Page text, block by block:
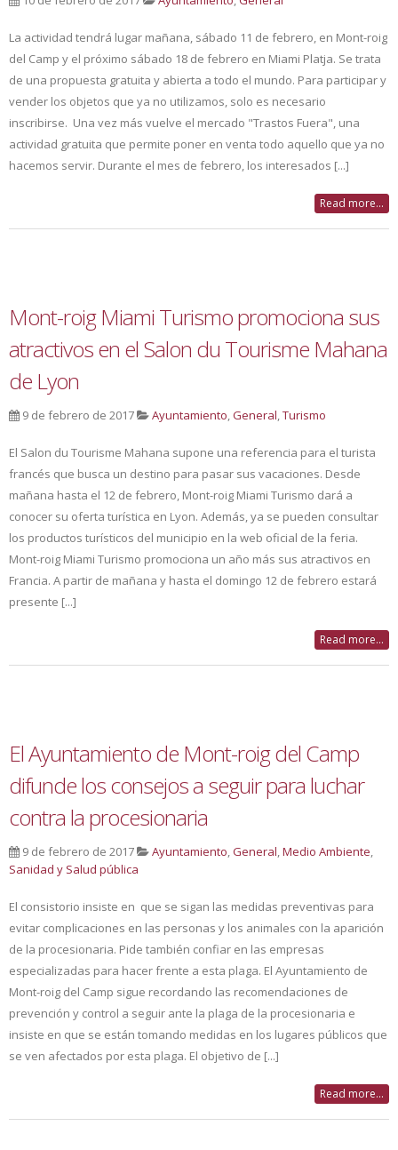
La actividad tendrá lugar mañana, sábado 11 de febrero, en Mont-roig
del Camp y el próximo sábado 18 de febrero en Miami Platja. Se trata
de una propuesta gratuita y abierta a todo el mundo. Para participar y
vender los objetos que ya no utilizamos, solo es necesario
inscribirse. Una vez más vuelve el mercado "Trastos Fuera", una
actividad gratuita que permite poner en venta todo aquello que ya no
hacemos servir. Durante el mes de febrero, los interesados [...]
Read more...
Mont-roig Miami Turismo promociona sus
atractivos en el Salon du Tourisme Mahana
de Lyon
9 de febrero de 2017 Ayuntamiento,General,Turismo
El Salon du Tourisme Mahana supone una referencia para el turista
francés que busca un destino para pasar sus vacaciones. Desde
mañana hasta el 12 de febrero, Mont-roig Miami Turismo dará a
conocer su oferta turística en Lyon. Además, ya se pueden consultar
los productos turísticos del municipio en la web oficial de la feria.
Mont-roig Miami Turismo promociona un año más sus atractivos en
Francia. A partir de mañana y hasta el domingo 12 de febrero estará
presente [...]
Read more...
El Ayuntamiento de Mont-roig del Camp
difunde los consejos a seguir para luchar
contra la procesionaria
9 de febrero de 2017 Ayuntamiento,General,Medio Ambiente,
Sanidad y Salud pública
El consistorio insiste en que se sigan las medidas preventivas para
evitar complicaciones en las personas y los animales con la aparición
de la procesionaria. Pide también confiar en las empresas
especializadas para hacer frente a esta plaga. El Ayuntamiento de
Mont-roig del Camp sigue recordando las recomendaciones de
prevención y control a seguir ante la plaga de la procesionaria e
insiste en que se están tomando medidas en los lugares públicos que
se ven afectados por esta plaga. El objetivo de [...]
Read more...